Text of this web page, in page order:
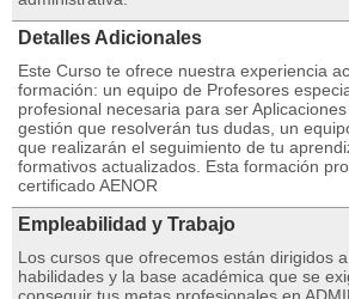
Detalles Adicionales
Este Curso te ofrece nuestra experiencia
formación: un equipo de Profesores
profesional necesaria para ser
gestión que resolverán tus dudas, un
que realizarán el seguimiento de tu
formativos actualizados. Esta formación
certificado AENOR
Empleabilidad y Trabajo
Los cursos que ofrecemos están dirigidos
habilidades y la base académica que se